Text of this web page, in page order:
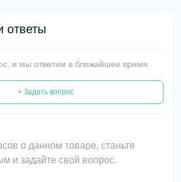
ответы
и мы ответим в ближайшее время.
+ Задать вопрос
о данном товаре, станьте
и задайте свой вопрос.